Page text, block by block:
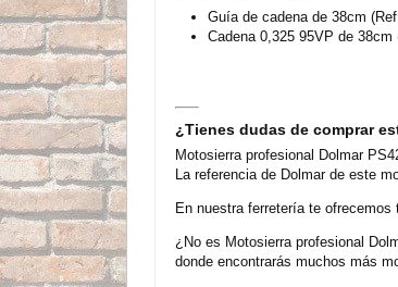
Guía de cadena de 38cm
Cadena 0,325 95VP de 38cm
¿Tienes dudas de comprar
Motosierra profesional Dolmar
La referencia de Dolmar de este
En nuestra ferretería te
¿No es Motosierra profesional
donde encontrarás muchos más